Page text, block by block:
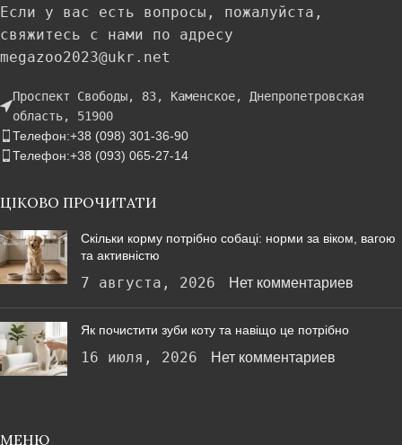
Если у вас есть вопросы, пожалуйста,
свяжитесь с нами по адресу
megazoo2023@ukr.net
Проспект Свободы, 83, Каменское, Днепропетровская
область, 51900
Телефон:+38 (098) 301-36-90
Телефон:+38 (093) 065-27-14
ЦІКОВО ПРОЧИТАТИ
Скільки корму потрібно собаці: норми за віком, вагою
та активністю
7 августа, 2026 Нет комментариев
Як почистити зуби коту та навіщо це потрібно
16 июля, 2026 Нет комментариев
МЕНЮ